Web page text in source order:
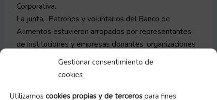
Gestionar consentimiento de
cookies
Utilizamos cookies propias y de terceros para fines
Corporativa.
La junta, Patronos y voluntarios del Banco de
Alimentos estuvieron arropados por representantes
de instituciones y empresas donantes, organizaciones
beneficiarias, así como el Presidente de Fesbal, Juan
Vicente Peral, el Alcalde de Zaragoza Pedro
Carmen Sánchez que mostraron de esta manera su